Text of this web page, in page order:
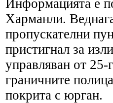
Информацията е
Харманли.
пропускателни
пристигнал за
управляван от
граничните
покрита с юрган.